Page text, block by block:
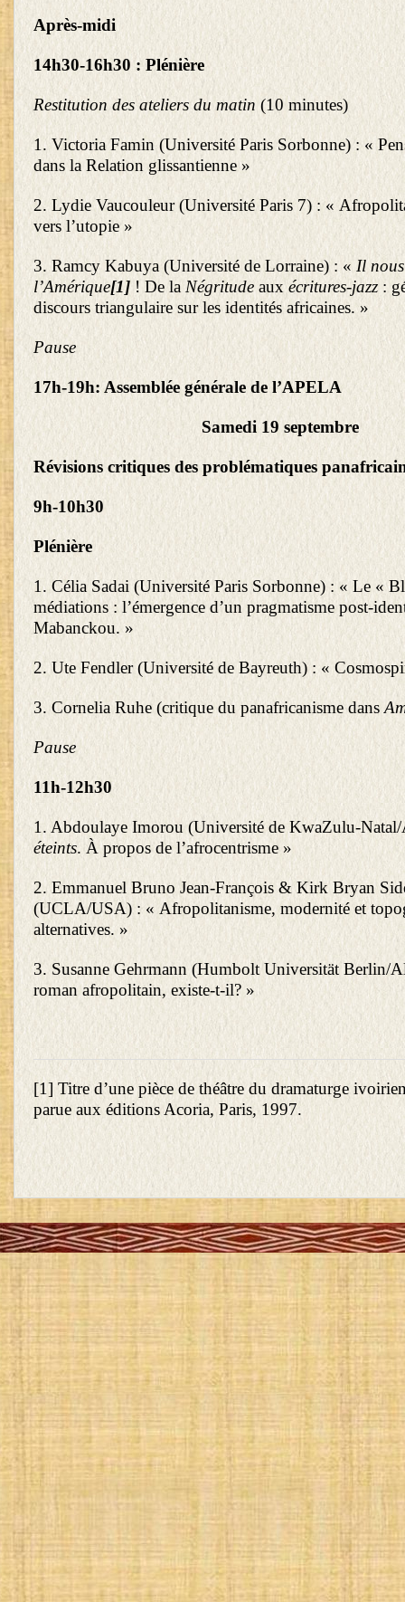
Après-midi
14h30-16h30 : Plénière
Restitution des ateliers du matin (10 minutes)
1. Victoria Famin (Université Paris Sorbonne) : «
dans la Relation glissantienne »
2. Lydie Vaucouleur (Université Paris 7) : «
vers l’utopie »
3. Ramcy Kabuya (Université de Lorraine) : « Il
l’Amérique[1] ! De la Négritude aux écritures-jazz :
discours triangulaire sur les identités africaines. »
Pause
17h-19h: Assemblée générale de l’APELA
Samedi 19 septembre
Révisions critiques des problématiques
9h-10h30
Plénière
1. Célia Sadai (Université Paris Sorbonne) : « Le «
médiations : l’émergence d’un pragmatisme post-
Mabanckou. »
2. Ute Fendler (Université de Bayreuth) : «
3. Cornelia Ruhe (critique du panafricanisme dans
Pause
11h-12h30
1. Abdoulaye Imorou (Université de KwaZulu-
éteints. À propos de l’afrocentrisme »
2. Emmanuel Bruno Jean-François & Kirk Bryan
(UCLA/USA) : « Afropolitanisme, modernité et
alternatives. »
3. Susanne Gehrmann (Humbolt Universität Berlin/
roman afropolitain, existe-t-il? »
[1] Titre d’une pièce de théâtre du dramaturge
parue aux éditions Acoria, Paris, 1997.